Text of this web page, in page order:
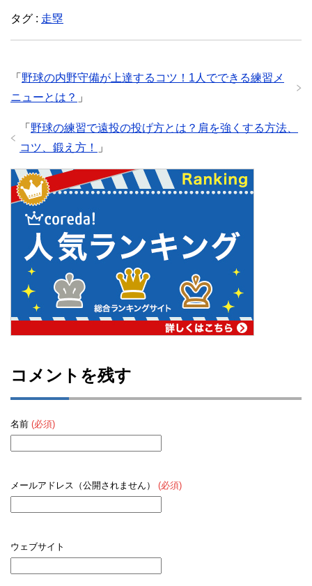
タグ : 走塁
「 野球の内野守備が上達するコツ！1人でできる練習メ
ニューとは？ 」
「 野球の練習で遠投の投げ方とは？肩を強くする方法、
コツ、鍛え方！
」
コメントを残す
名前 (必須)
メールアドレス（公開されません） (必須)
ウェブサイト